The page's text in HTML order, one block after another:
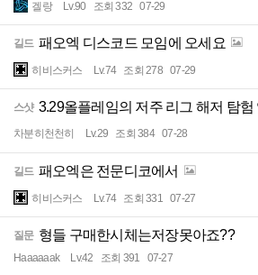
겔랑 Lv.90 조회 332 07-29
길드 패오엑 디스코드 모임에 오세요
히비스커스 Lv.74 조회 278 07-29
스샷 3.29올플레임의 저주 리그 해저 탐험
차분히천천히 Lv.29 조회 384 07-28
길드 패오엑은 전문디코에서
히비스커스 Lv.74 조회 331 07-27
질문 형들 구매한시체는저장못아죠??
Haaaaaak Lv.42 조회 391 07-27